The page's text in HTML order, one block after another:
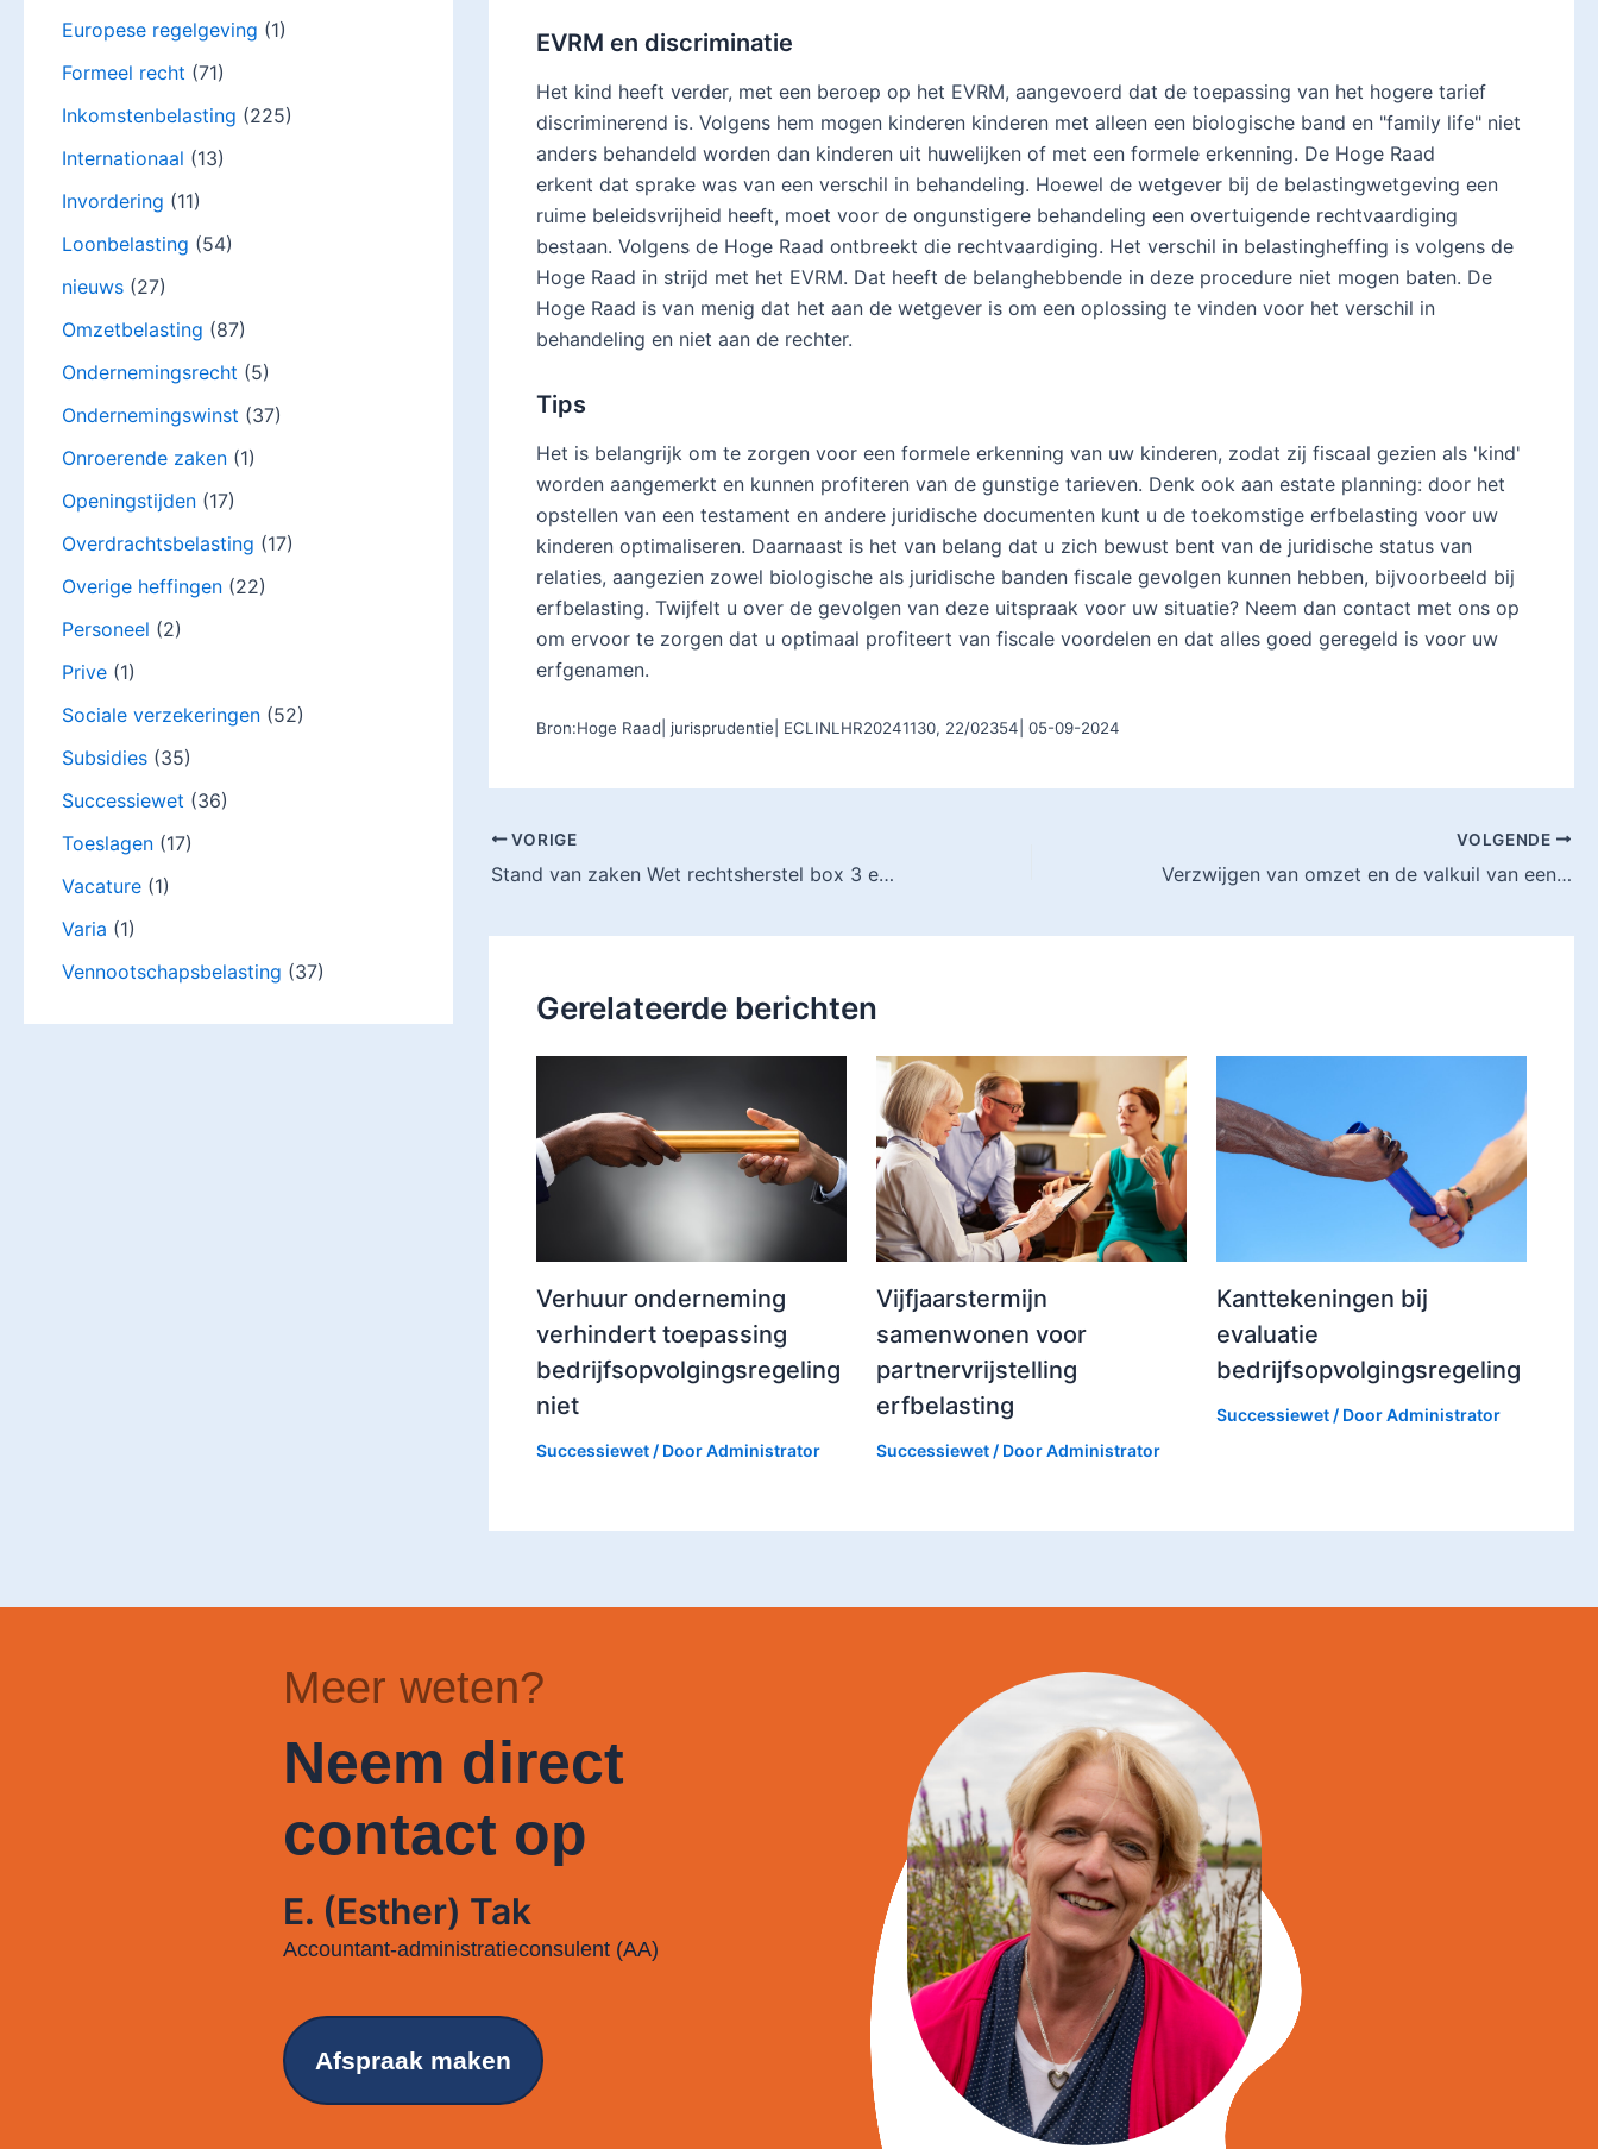
Europese regelgeving (1)
Formeel recht (71)
Inkomstenbelasting (225)
Internationaal (13)
Invordering (11)
Loonbelasting (54)
nieuws (27)
Omzetbelasting (87)
Ondernemingsrecht (5)
Ondernemingswinst (37)
Onroerende zaken (1)
Openingstijden (17)
Overdrachtsbelasting (17)
Overige heffingen (22)
Personeel (2)
Prive (1)
Sociale verzekeringen (52)
Subsidies (35)
Successiewet (36)
Toeslagen (17)
Vacature (1)
Varia (1)
Vennootschapsbelasting (37)
EVRM en discriminatie
Het kind heeft verder, met een beroep op het EVRM, aangevoerd dat de toepassing van het hogere tarief
discriminerend is. Volgens hem mogen kinderen kinderen met alleen een biologische band en "family life" niet
anders behandeld worden dan kinderen uit huwelijken of met een formele erkenning. De Hoge Raad
erkent dat sprake was van een verschil in behandeling. Hoewel de wetgever bij de belastingwetgeving een
ruime beleidsvrijheid heeft, moet voor de ongunstigere behandeling een overtuigende rechtvaardiging
bestaan. Volgens de Hoge Raad ontbreekt die rechtvaardiging. Het verschil in belastingheffing is volgens de
Hoge Raad in strijd met het EVRM. Dat heeft de belanghebbende in deze procedure niet mogen baten. De
Hoge Raad is van menig dat het aan de wetgever is om een oplossing te vinden voor het verschil in
behandeling en niet aan de rechter.
Tips
Het is belangrijk om te zorgen voor een formele erkenning van uw kinderen, zodat zij fiscaal gezien als 'kind'
worden aangemerkt en kunnen profiteren van de gunstige tarieven. Denk ook aan estate planning: door het
opstellen van een testament en andere juridische documenten kunt u de toekomstige erfbelasting voor uw
kinderen optimaliseren. Daarnaast is het van belang dat u zich bewust bent van de juridische status van
relaties, aangezien zowel biologische als juridische banden fiscale gevolgen kunnen hebben, bijvoorbeeld bij
erfbelasting. Twijfelt u over de gevolgen van deze uitspraak voor uw situatie? Neem dan contact met ons op
om ervoor te zorgen dat u optimaal profiteert van fiscale voordelen en dat alles goed geregeld is voor uw
erfgenamen.
Bron:Hoge Raad| jurisprudentie| ECLINLHR20241130, 22/02354| 05-09-2024
VORIGE
Stand van zaken Wet rechtsherstel box 3 en Overbruggingswet box 3
VOLGENDE
Verzwijgen van omzet en de valkuil van een bankrekening op eigen naam
Gerelateerde berichten
Verhuur onderneming
verhindert toepassing
bedrijfsopvolgingsregeling
niet
Successiewet/ DoorAdministrator
Vijfjaarstermijn
samenwonen voor
partnervrijstelling
erfbelasting
Successiewet/ DoorAdministrator
Kanttekeningen bij
evaluatie
bedrijfsopvolgingsregeling
Successiewet/ DoorAdministrator
Meer weten?
Neem direct
contact op
E. (Esther) Tak
Accountant-administratieconsulent (AA)
Afspraak maken